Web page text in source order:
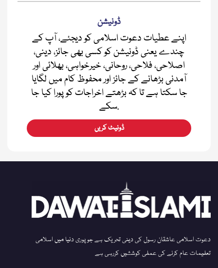
ڈونیشن
اپنے عطیات دعوت اسلامی کو دیجئے، آپ کے
چندے یعنی ڈونیشن کو کسی بھی جائز، دینی،
اصلاحی، فلاحی، روحانی، خیرخواہی، بھلائی اور
آمدنی بڑھانے کے جائز اور محفوظ کام میں لگایا
جا سکتا ہے تا کہ بڑھتے اخراجات کو پورا کیا جا
سکے.
ڈونیٹ کریں
دعوت اسلامی عاشقان رسول کی دینی تحریک ہے جو پوری دنیا میں اسلامی
تعلیمات عام کرنے کی عملی کوششیں کررہی ہے